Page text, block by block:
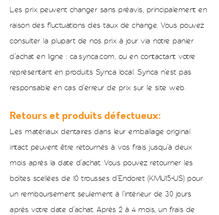
Les prix peuvent changer sans préavis, principalement en
raison des fluctuations des taux de change. Vous pouvez
consulter la plupart de nos prix à jour via notre panier
d’achat en ligne : ca.synca.com, ou en contactant votre
représentant en produits Synca local. Synca n’est pas
responsable en cas d’erreur de prix sur le site web.
Retours et produits défectueux:
Les matériaux dentaires dans leur emballage original
intact peuvent être retournés à vos frais jusqu’à deux
mois après la date d’achat. Vous pouvez retourner les
boîtes scellées de 10 trousses d’Endoret (KMU15-US) pour
un remboursement seulement à l’intérieur de 30 jours
après votre date d’achat. Après 2 à 4 mois, un frais de